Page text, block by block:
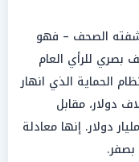
كشفته الصحف – فهو
بصري للرأي العام
الحماية الذي انهار
مسيرات لا تتجاوز قيمتها 10 آلاف دولار، مقابل
دولار. إنها معادلة
بصفر.